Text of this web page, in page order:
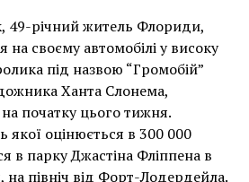
были повсюду
частью
– признался
чайки, яка ось-ось
чіпсів – сюжет графіті, що
художника Бенксі, на стіні в
узбережжі Англії 8 серпня 2021
Талліса / AFP)
Куттс сказав:
49-річний житель Флориди,
на своєму автомобілі у високу
під назвою “Громобій”
Ханта Слонема,
початку цього тижня.
якої оцінюється в 300 000
в парку Джастіна Фліппена в
на північ від Форт-Лодердейла.